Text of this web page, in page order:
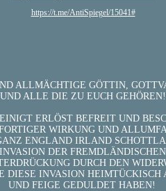
https://t.me/AntiSpiegel/15041#
ALLMÄCHTIGE GÖTTIN,
UND ALLE DIE ZU EUCH GEHÖREN!
ERLÖST BEFREIT UND
WIRKUNG UND
ENGLAND IRLAND
DER
DURCH DEN
DIESE INVASION HEIMTÜCKISCH
UND FEIGE GEDULDET HABEN!